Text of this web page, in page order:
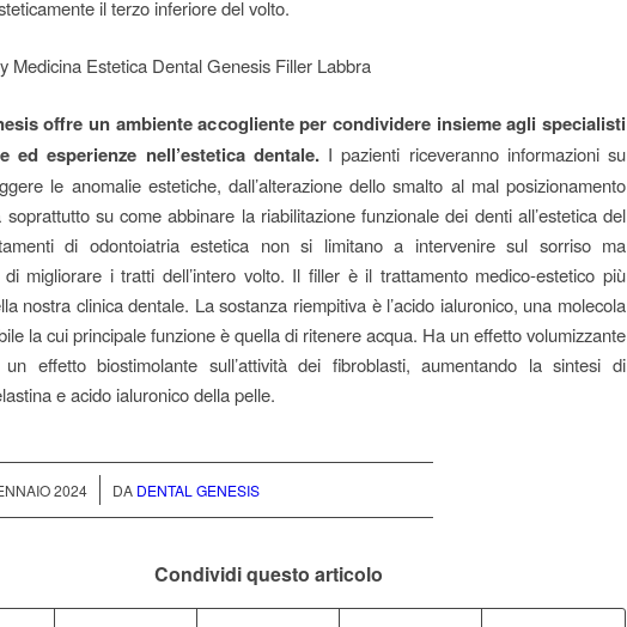
il terzo inferiore del volto.
offre un ambiente accogliente per condividere insieme agli specialisti
ed esperienze nell’estetica dentale.I pazienti riceveranno informazioni su
le anomalie estetiche, dall’alterazione dello smalto al mal posizionamento
su come abbinare la riabilitazione funzionale dei denti all’estetica del
di odontoiatria estetica non si limitano a intervenire sul sorriso ma
di migliorare i tratti dell’intero volto. Il filler è il trattamento medico-estetico più
nostra clinica dentale. La sostanza riempitiva è l’acido ialuronico, una molecola
la cui principale funzione è quella di ritenere acqua. Ha un effetto volumizzante
effetto biostimolante sull’attività dei fibroblasti, aumentando la sintesi di
e acido ialuronico della pelle.
2024
/ DA DENTAL GENESIS
Condividi questo articolo